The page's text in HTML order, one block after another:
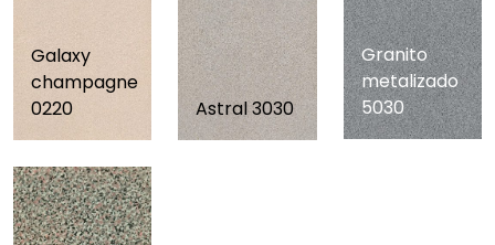
Galaxy
champagne
0220
Astral 3030
Granito
metalizado
5030